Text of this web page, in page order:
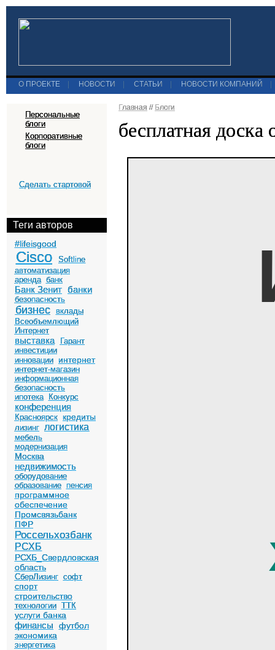
О ПРОЕКТЕ НОВОСТИ СТАТЬИ НОВОСТИ КОМПАНИЙ
Персональные
блоги
Корпоративные
блоги
Сделать стартовой
Теги авторов
#lifeisgood
Cisco
Softline
автоматизация
аренда банк
Банк Зенит банки
безопасность
бизнес
вклады
Всеобъемлющий
Интернет
выставка
Гарант
инвестиции
инновации
интернет
интернет-магазин
информационная
безопасность
ипотека
Конкурс
конференция
Красноярск кредиты
лизинг логистика
мебель
модернизация
Москва
недвижимость
оборудование
образование пенсия
программное
обеспечение
Промсвязьбанк
ПФР
Россельхозбанк
РСХБ
РСХБ_Свердловская
область
СберЛизинг софт
спорт
строительство
технологии ТТК
услуги банка
финансы
футбол
экономика
энергетика
Главная // Блоги
бесплатная доска